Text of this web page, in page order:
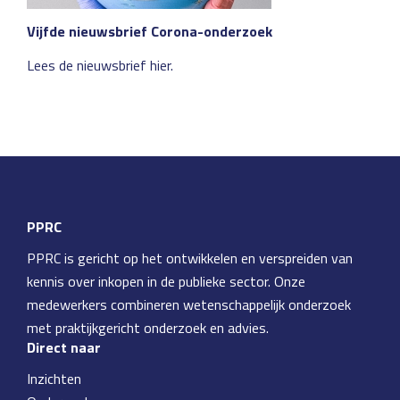
Vijfde nieuwsbrief Corona-onderzoek
Lees de nieuwsbrief hier.
PPRC
PPRC is gericht op het ontwikkelen en verspreiden van
kennis over inkopen in de publieke sector. Onze
medewerkers combineren wetenschappelijk onderzoek
met praktijkgericht onderzoek en advies.
Direct naar
Inzichten